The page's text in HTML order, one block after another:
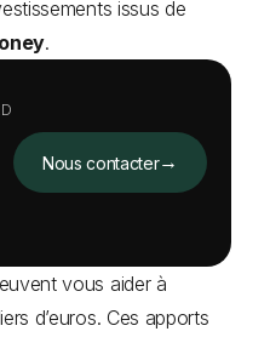
issus de
.
Nous contacter→
vous aider à
d’euros. Ces apports